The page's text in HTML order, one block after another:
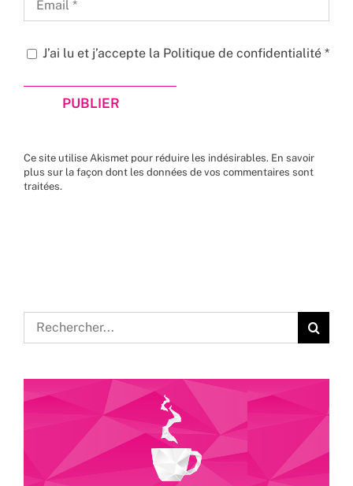
J’ai lu et j’accepte la Politique de confidentialité *
Ce site utilise Akismet pour réduire les indésirables. En savoir
plus sur la façon dont les données de vos commentaires sont
traitées.
Rechercher: